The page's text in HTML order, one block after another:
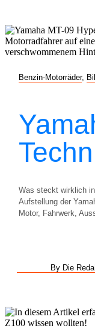
Benzin-Motorräder,
Was steckt wirklich
Aufstellung der
Motor, Fahrwerk,
By Die